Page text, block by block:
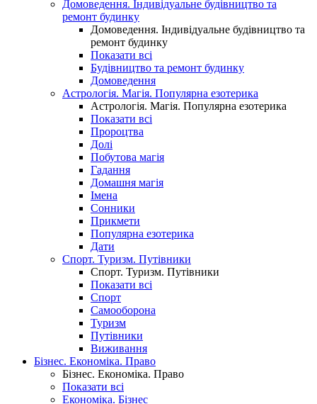
Домоведення. Індивідуальне будівництво та
ремонт будинку
Домоведення. Індивідуальне будівництво та
ремонт будинку
Показати всі
Будівництво та ремонт будинку
Домоведення
Астрологія. Магія. Популярна езотерика
Астрологія. Магія. Популярна езотерика
Показати всі
Пророцтва
Долі
Побутова магія
Гадання
Домашня магія
Імена
Сонники
Прикмети
Популярна езотерика
Дати
Спорт. Туризм. Путівники
Спорт. Туризм. Путівники
Показати всі
Спорт
Самооборона
Туризм
Путівники
Виживання
Бізнес. Економіка. Право
Бізнес. Економіка. Право
Показати всі
Економіка. Бізнес